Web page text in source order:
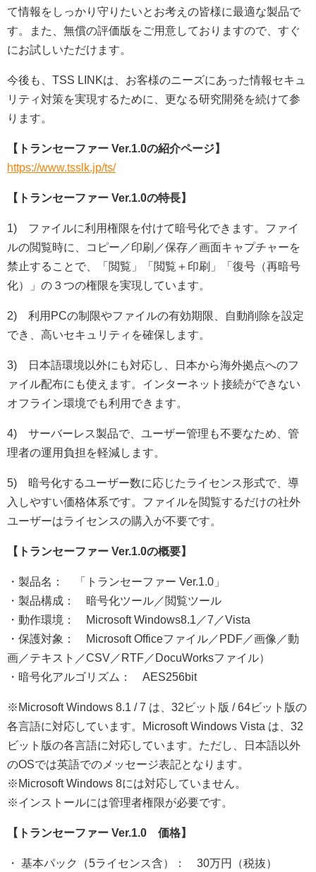
て情報をしっかり守りたいとお考えの皆様に最適な製品で
す。また、無償の評価版をご用意しておりますので、すぐ
にお試しいただけます。
今後も、TSS LINKは、お客様のニーズにあった情報セキュ
リティ対策を実現するために、更なる研究開発を続けて参
ります。
【トランセーファー Ver.1.0の紹介ページ】
https://www.tsslk.jp/ts/
【トランセーファー Ver.1.0の特長】
1) ファイルに利用権限を付けて暗号化できます。ファイ
ルの閲覧時に、コピー／印刷／保存／画面キャプチャーを
禁止することで、「閲覧」「閲覧＋印刷」「復号（再暗号
化）」の３つの権限を実現しています。
2) 利用PCの制限やファイルの有効期限、自動削除を設定
でき、高いセキュリティを確保します。
3) 日本語環境以外にも対応し、日本から海外拠点へのフ
ァイル配布にも使えます。インターネット接続ができない
オフライン環境でも利用できます。
4) サーバーレス製品で、ユーザー管理も不要なため、管
理者の運用負担を軽減します。
5) 暗号化するユーザー数に応じたライセンス形式で、導
入しやすい価格体系です。ファイルを閲覧するだけの社外
ユーザーはライセンスの購入が不要です。
【トランセーファー Ver.1.0の概要】
・製品名： 「トランセーファー Ver.1.0」
・製品構成： 暗号化ツール／閲覧ツール
・動作環境： Microsoft Windows8.1／7／Vista
・保護対象： Microsoft Officeファイル／PDF／画像／動
画／テキスト／CSV／RTF／DocuWorksファイル）
・暗号化アルゴリズム： AES256bit
※Microsoft Windows 8.1 / 7 は、32ビット版 / 64ビット版の
各言語に対応しています。Microsoft Windows Vista は、32
ビット版の各言語に対応しています。ただし、日本語以外
のOSでは英語でのメッセージ表記となります。
※Microsoft Windows 8には対応していません。
※インストールには管理者権限が必要です。
【トランセーファー Ver.1.0 価格】
・ 基本パック（5ライセンス含）： 30万円（税抜）